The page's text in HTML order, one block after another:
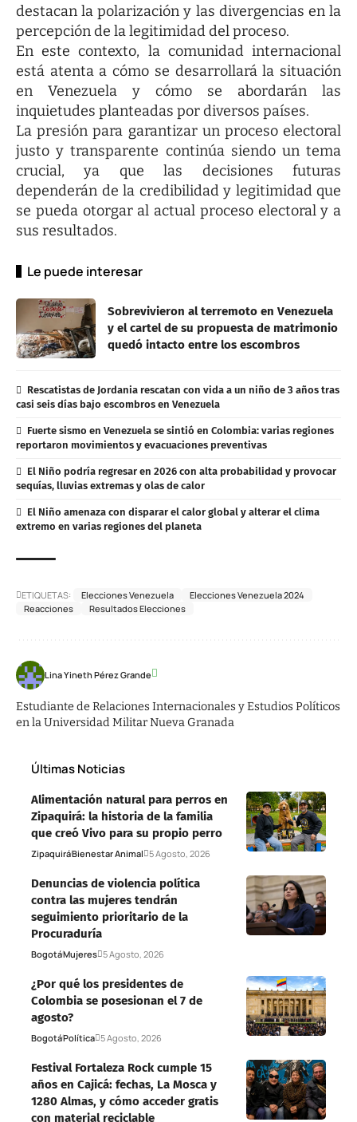
destacan la polarización y las divergencias en la
percepción de la legitimidad del proceso.
En este contexto, la comunidad internacional
está atenta a cómo se desarrollará la situación
en Venezuela y cómo se abordarán las
inquietudes planteadas por diversos países.
La presión para garantizar un proceso electoral
justo y transparente continúa siendo un tema
crucial, ya que las decisiones futuras
dependerán de la credibilidad y legitimidad que
se pueda otorgar al actual proceso electoral y a
sus resultados.
Le puede interesar
Sobrevivieron al terremoto en Venezuela
y el cartel de su propuesta de matrimonio
quedó intacto entre los escombros
Rescatistas de Jordania rescatan con vida a un niño de 3 años tras
casi seis días bajo escombros en Venezuela
Fuerte sismo en Venezuela se sintió en Colombia: varias regiones
reportaron movimientos y evacuaciones preventivas
El Niño podría regresar en 2026 con alta probabilidad y provocar
sequías, lluvias extremas y olas de calor
El Niño amenaza con disparar el calor global y alterar el clima
extremo en varias regiones del planeta
ETIQUETAS: Elecciones Venezuela
Elecciones Venezuela 2024
Reacciones
Resultados Elecciones
Lina Yineth Pérez Grande
Estudiante de Relaciones Internacionales y Estudios Políticos
en la Universidad Militar Nueva Granada
Últimas Noticias
Alimentación natural para perros en
Zipaquirá: la historia de la familia
que creó Vivo para su propio perro
ZipaquiráBienestar Animal 5 Agosto, 2026
Denuncias de violencia política
contra las mujeres tendrán
seguimiento prioritario de la
Procuraduría
BogotáMujeres 5 Agosto, 2026
¿Por qué los presidentes de
Colombia se posesionan el 7 de
agosto?
BogotáPolítica 5 Agosto, 2026
Festival Fortaleza Rock cumple 15
años en Cajicá: fechas, La Mosca y
1280 Almas, y cómo acceder gratis
con material reciclable